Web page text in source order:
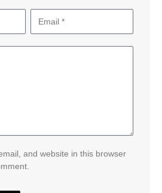
and website in this browser